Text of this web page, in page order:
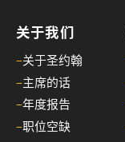
关于我们
–关于圣约翰
–主席的话
–年度报告
–职位空缺